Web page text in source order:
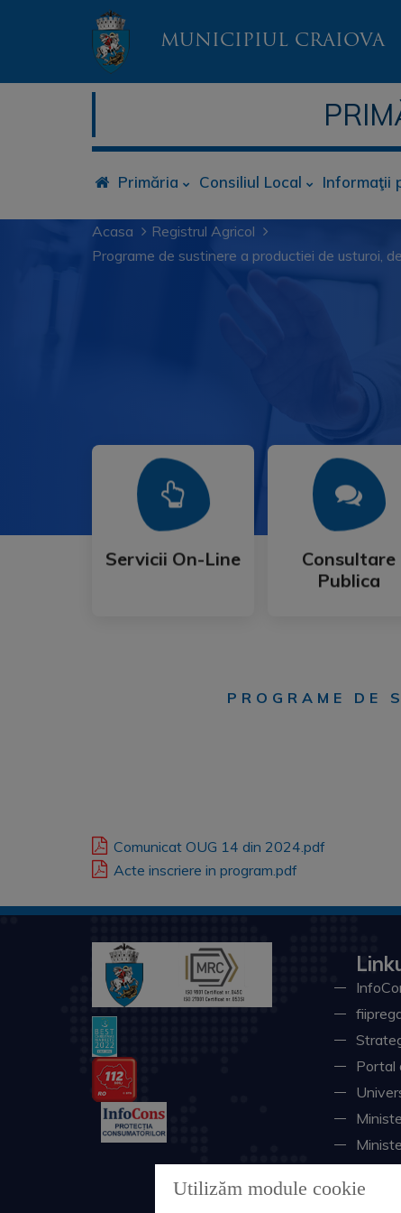
MUNICIPIUL CRAIOVA
Primăria Consiliul Local Informaţii
Acasa
Registrul Agricol
Programe de sustinere a productiei de usturoi,
Servicii On-Line
Servicii On-Line
Mai Mult
Consultare
Publica
Consultare
Publica
Mai Mult
PROGRAME DE
Comunicat OUG 14 din 2024.pdf
Acte inscriere in program.pdf
Portal
Utilizăm module cookie